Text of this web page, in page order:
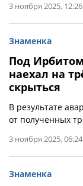
3 ноября 2025, 12:26
Знаменка
Под
наехал на
скрыться
В результате
от полученных
3 ноября 2025, 06:24
Знаменка